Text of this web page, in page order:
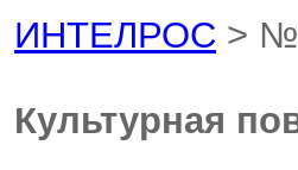
ИНТЕЛРОС >
Культурная